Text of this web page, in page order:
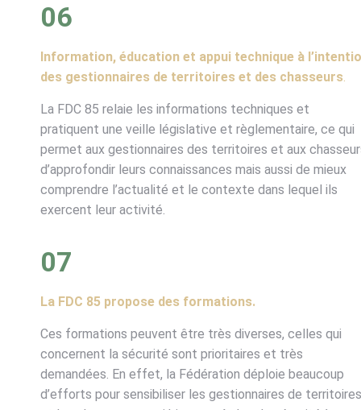
06
Information, éducation et appui technique à
des gestionnaires de territoires et des chasseurs.
La FDC 85 relaie les informations techniques et
pratiquent une veille législative et règlementaire, ce qui
permet aux gestionnaires des territoires et aux
d’approfondir leurs connaissances mais aussi de mieux
comprendre l’actualité et le contexte dans lequel ils
exercent leur activité.
07
La FDC 85 propose des formations.
Ces formations peuvent être très diverses, celles qui
concernent la sécurité sont prioritaires et très
demandées. En effet, la Fédération déploie beaucoup
d’efforts pour sensibiliser les gestionnaires de territoires